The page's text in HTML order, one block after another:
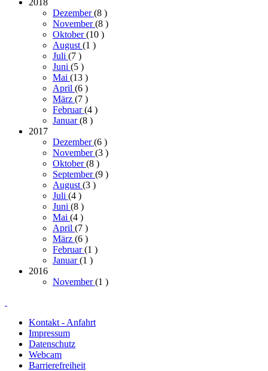
Dezember(8 )
November(8 )
Oktober(10 )
August (1 )
Juli (7 )
Juni (5 )
Mai (13 )
April (6 )
März (7 )
Februar(4 )
Januar(8 )
2017
Dezember(6 )
November(3 )
Oktober(8 )
September(9 )
August (3 )
Juli (4 )
Juni (8 )
Mai (4 )
April (7 )
März (6 )
Februar(1 )
Januar(1 )
2016
November(1 )
Kontakt - Anfahrt
Impressum
Datenschutz
Webcam
Barrierefreiheit